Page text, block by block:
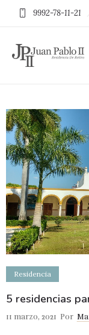
9992-78-11-21
Residencia
5 residencias
11 marzo, 2021 Por